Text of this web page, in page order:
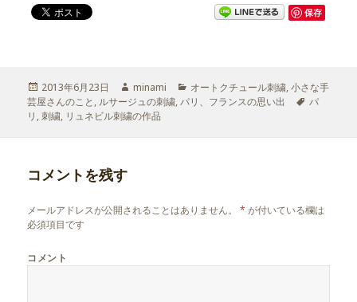
保存
投
稿
日:
2013年6月23日
作
成
者
minami
カ
テ
オートクチュール刺繍,小さな手
芸屋さんのこと , ルサージュの刺繍,パリ、フランスの思い出
タ
パ
リ ,刺繍, リュネビル刺繍の作品
コメントを残す
メールアドレスが公開されることはありません。 * が付いている欄は
必須項目です
コメント